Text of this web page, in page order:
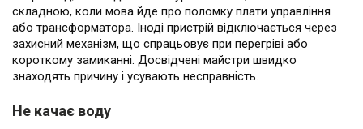
складною, коли мова йде про поломку плати управління
або трансформатора. Іноді пристрій відключається через
захисний механізм, що спрацьовує при перегріві або
короткому замиканні. Досвідчені майстри швидко
знаходять причину і усувають несправність.
Не качає воду